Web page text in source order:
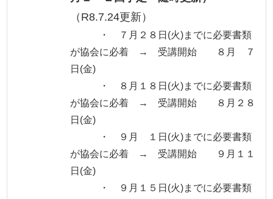
（R8.7.24更新）
・ ７月２８日(火)までに必要書類
が協会に必着 → 受講開始 ８月 ７
日(金)
・ ８月１８日(火)までに必要書類
が協会に必着 → 受講開始 ８月２８
日(金)
・ ９月 １日(火)までに必要書類
が協会に必着 → 受講開始 ９月１１
日(金)
・ ９月１５日(火)までに必要書類